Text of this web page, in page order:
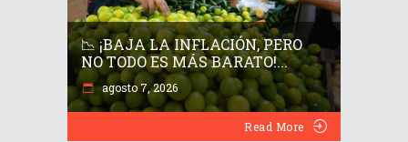
📉 ¡BAJA LA INFLACIÓN, PERO
NO TODO ES MÁS BARATO!...
agosto 7, 2026
Read More